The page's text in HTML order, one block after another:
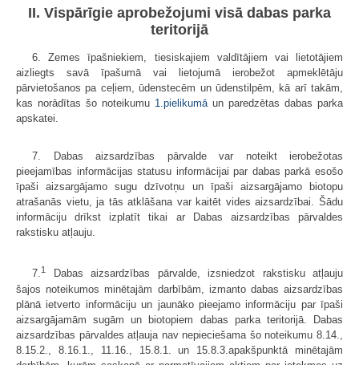
II. Vispārīgie aprobežojumi visā dabas parka
teritorijā
6. Zemes īpašniekiem, tiesiskajiem valdītājiem vai lietotājiem
aizliegts savā īpašumā vai lietojumā ierobežot apmeklētāju
pārvietošanos pa ceļiem, ūdenstecēm un ūdenstilpēm, kā arī takām,
kas norādītas šo noteikumu 1.pielikumāun paredzētas dabas parka
apskatei.
7. Dabas aizsardzības pārvalde var noteikt ierobežotas
pieejamības informācijas statusu informācijai par dabas parkā esošo
īpaši aizsargājamo sugu dzīvotņu un īpaši aizsargājamo biotopu
atrašanās vietu, ja tās atklāšana var kaitēt vides aizsardzībai. Šādu
informāciju drīkst izplatīt tikai ar Dabas aizsardzības pārvaldes
rakstisku atļauju.
7.1
Dabas aizsardzības pārvalde, izsniedzot rakstisku atļauju
šajos noteikumos minētajām darbībām, izmanto dabas aizsardzības
plānā ietverto informāciju un jaunāko pieejamo informāciju par īpaši
aizsargājamām sugām un biotopiem dabas parka teritorijā. Dabas
aizsardzības pārvaldes atļauja nav nepieciešama šo noteikumu 8.14.,
8.15.2., 8.16.1., 11.16., 15.8.1. un 15.8.3.apakšpunktā minētajām